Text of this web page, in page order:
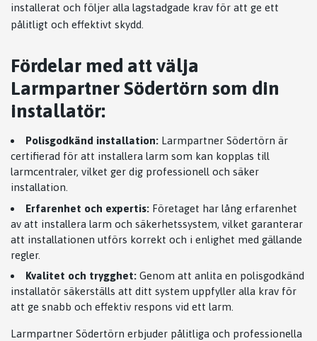
installerat och följer alla lagstadgade krav för att ge ett
pålitligt och effektivt skydd.
Fördelar med att välja
Larmpartner Södertörn som din
installatör:
Polisgodkänd installation: Larmpartner Södertörn är
certifierad för att installera larm som kan kopplas till
larmcentraler, vilket ger dig professionell och säker
installation.
Erfarenhet och expertis: Företaget har lång erfarenhet
av att installera larm och säkerhetssystem, vilket garanterar
att installationen utförs korrekt och i enlighet med gällande
regler.
Kvalitet och trygghet: Genom att anlita en polisgodkänd
installatör säkerställs att ditt system uppfyller alla krav för
att ge snabb och effektiv respons vid ett larm.
Larmpartner Södertörn erbjuder pålitliga och professionella